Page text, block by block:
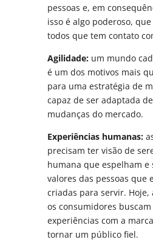
pessoas e, em
isso é algo poderoso,
todos que tem contato
Agilidade: um mundo
é um dos motivos mais
para uma estratégia de
capaz de ser adaptada
mudanças do mercado.
Experiências humanas:
precisam ter visão de
humana que espelham e
valores das pessoas que
criadas para servir.
os consumidores
experiências com a
tornar um público fiel.